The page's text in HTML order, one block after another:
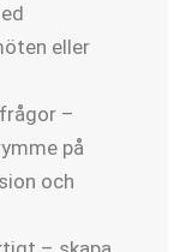
eller
–
på
och